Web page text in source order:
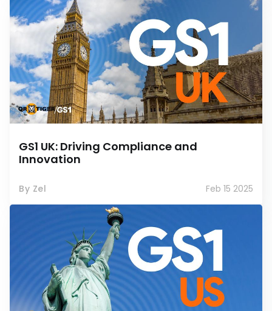
GS1 UK: Driving Compliance and
Innovation
By Zel Feb 15 2025